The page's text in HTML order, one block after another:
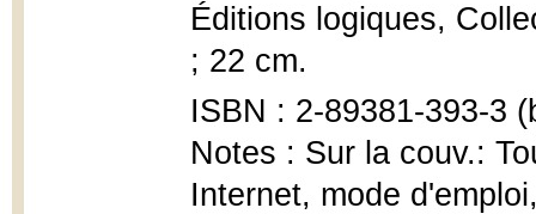
Éditions logiques,
; 22 cm.
ISBN : 2-89381-393-3
Notes : Sur la couv.:
Internet, mode